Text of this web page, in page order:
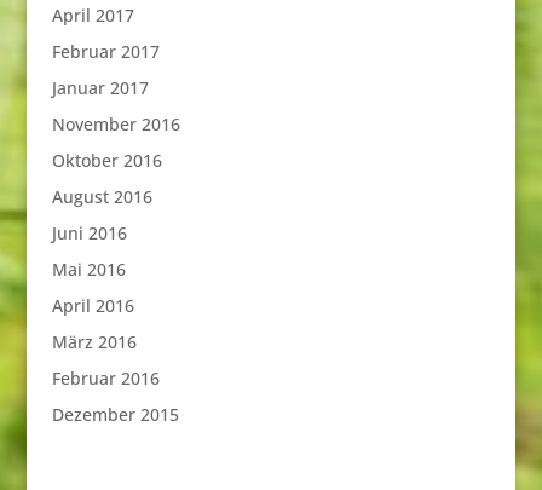
April 2017
Februar 2017
Januar 2017
November 2016
Oktober 2016
August 2016
Juni 2016
Mai 2016
April 2016
März 2016
Februar 2016
Dezember 2015